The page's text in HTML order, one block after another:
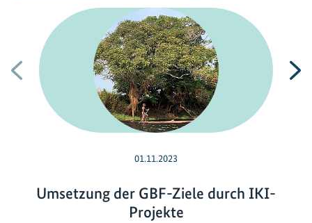
Vorherige
01.11.2023
Umsetzung der GBF-Ziele durch IKI-
Projekte